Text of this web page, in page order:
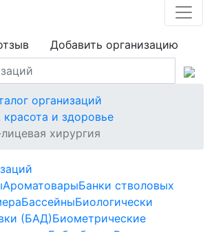
Добавить организацию
организаций
и здоровье
хирургия
АроматоварыБанки стволовых
БассейныБиологически
(БАД)Биометрические